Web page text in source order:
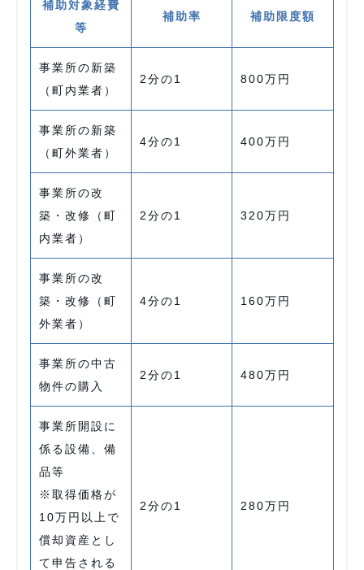
補助対象経費
等
補助率 補助限度額
事業所の新築
（町内業者）
2分の1 800万円
事業所の新築
（町外業者）
4分の1 400万円
事業所の改
築・改修（町
内業者）
2分の1 320万円
事業所の改
築・改修（町
外業者）
4分の1 160万円
事業所の中古
物件の購入
2分の1 480万円
事業所開設に
係る設備、備
品等
※取得価格が
10万円以上で
償却資産とし
て申告される
2分の1 280万円